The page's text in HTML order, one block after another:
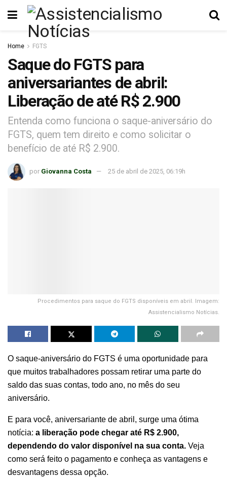
Home FGTS
Saque do FGTS para
aniversariantes de abril:
Liberação de até R$ 2.900
Entenda como funciona o saque-aniversário do
FGTS, quem tem direito e como solicitar o
benefício de até R$ 2.900.
por Giovanna Costa 25 de abril de 2025, 06:19h
Procedimentos para saque do FGTS disponíveis em abril. Imagem:
Assistencialismo Notícias.
O saque-aniversário do FGTS é uma oportunidade para
que muitos trabalhadores possam retirar uma parte do
saldo das suas contas, todo ano, no mês do seu
aniversário.
E para você, aniversariante de abril, surge uma ótima
notícia: a liberação pode chegar até R$ 2.900,
dependendo do valor disponível na sua conta. Veja
como será feito o pagamento e conheça as vantagens e
desvantagens dessa opção.